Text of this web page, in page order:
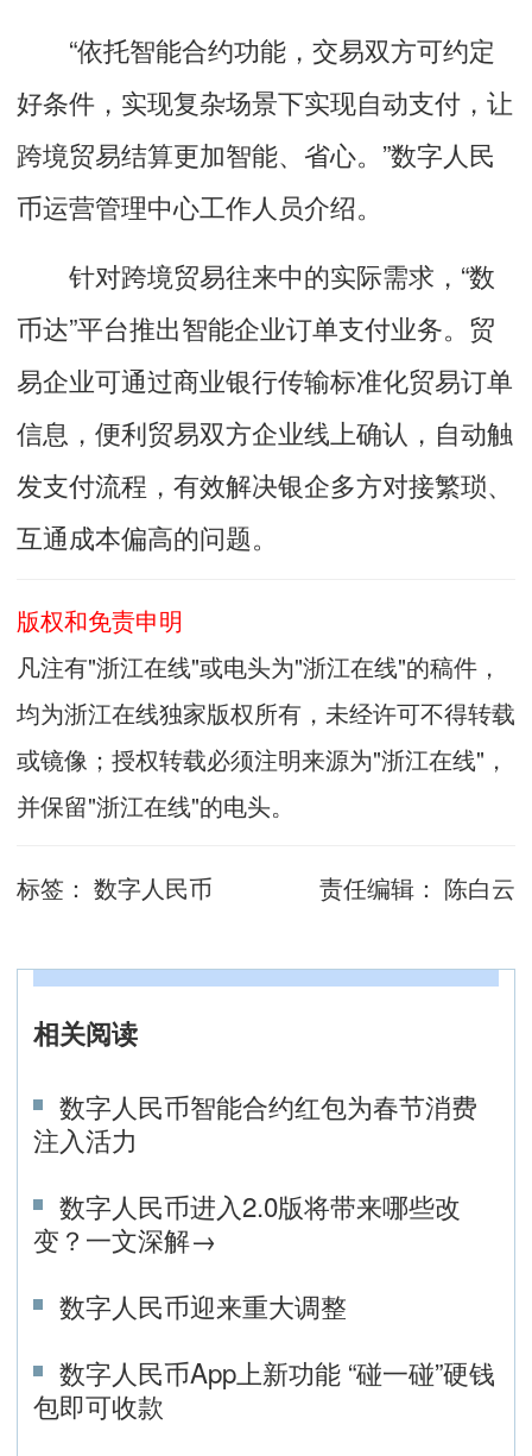
“依托智能合约功能，交易双方可约定
好条件，实现复杂场景下实现自动支付，让
跨境贸易结算更加智能、省心。”数字人民
币运营管理中心工作人员介绍。
针对跨境贸易往来中的实际需求，“数
币达”平台推出智能企业订单支付业务。贸
易企业可通过商业银行传输标准化贸易订单
信息，便利贸易双方企业线上确认，自动触
发支付流程，有效解决银企多方对接繁琐、
互通成本偏高的问题。
版权和免责申明
凡注有"浙江在线"或电头为"浙江在线"的稿件，
均为浙江在线独家版权所有，未经许可不得转载
或镜像；授权转载必须注明来源为"浙江在线"，
并保留"浙江在线"的电头。
标签： 数字人民币 责任编辑： 陈白云
相关阅读
数字人民币智能合约红包为春节消费
注入活力
数字人民币进入2.0版将带来哪些改
变？一文深解→
数字人民币迎来重大调整
数字人民币App上新功能 “碰一碰”硬钱
包即可收款